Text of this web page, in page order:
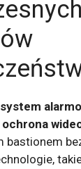
system
ochrona
bastionem